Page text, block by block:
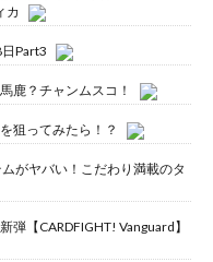
カ
Part3
鹿？チャンムスコ！
狙ってみたら！？
がヤバい！こだわり満載のタ
弾【CARDFIGHT! Vanguard】